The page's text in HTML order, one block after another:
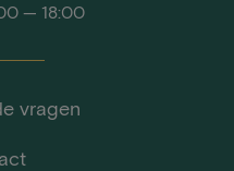
— 18:00
vragen